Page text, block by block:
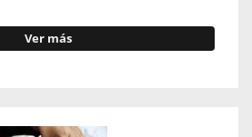
Ver más